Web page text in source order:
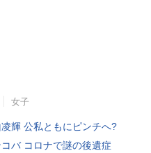
女子
凌輝 公私ともにピンチへ?
バ コロナで謎の後遺症